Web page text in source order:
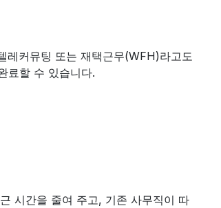
레커뮤팅 또는 재택근무(WFH)라고도
료할 수 있습니다.
시간을 줄여 주고, 기존 사무직이 따